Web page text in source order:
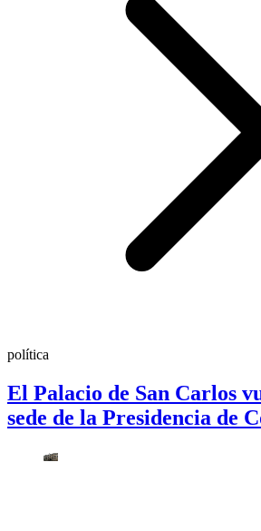
política
El Palacio de San Carlos
sede de la Presidencia de